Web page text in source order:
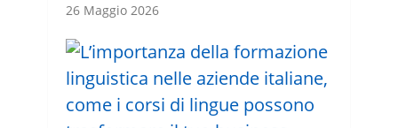
26 Maggio 2026